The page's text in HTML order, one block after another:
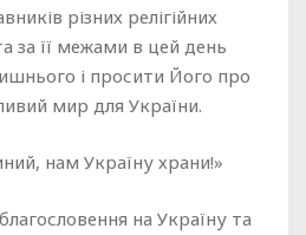
різних релігійних
за її межами в цей день
і просити Його про
мир для України.
нам Україну храни!»
на Україну та